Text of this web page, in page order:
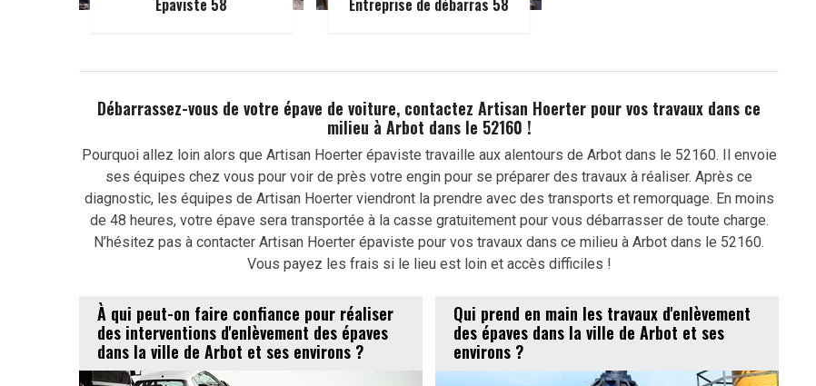
Epaviste 58 Entreprise de débarras 58
Débarrassez-vous de votre épave de voiture, contactez Artisan Hoerter pour vos travaux dans ce
milieu à Arbot dans le 52160 !
Pourquoi allez loin alors que Artisan Hoerter épaviste travaille aux alentours de Arbot dans le 52160. Il envoie
ses équipes chez vous pour voir de près votre engin pour se préparer des travaux à réaliser. Après ce
diagnostic, les équipes de Artisan Hoerter viendront la prendre avec des transports et remorquage. En moins
de 48 heures, votre épave sera transportée à la casse gratuitement pour vous débarrasser de toute charge.
N’hésitez pas à contacter Artisan Hoerter épaviste pour vos travaux dans ce milieu à Arbot dans le 52160.
Vous payez les frais si le lieu est loin et accès difficiles !
À qui peut-on faire confiance pour réaliser
des interventions d'enlèvement des épaves
dans la ville de Arbot et ses environs ?
Qui prend en main les travaux d'enlèvement
des épaves dans la ville de Arbot et ses
environs ?